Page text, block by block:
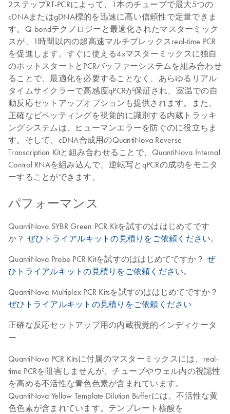
2ステップRT-PCRによって、1本のチューブで最大5つの
cDNAまたはgDNA標的を迅速に高い信頼性で定量できま
す。Q-bondテクノロジーと最適化されたマスターミック
スが、1時間以内の超高速マルチプレックスreal-time PCR
を促進します。すぐに使える4xマスターミックスに独自
のホットスタートとPCRバッファーシステムを組み合わせ
ることで、最適化を必要することなく、あらゆるリアル
タイムサイクラーで高感度qPCRが保証され、室温での自
動反応セットアップオプションも提供されます。また、
正確なピペッティングを視覚的に識別する内蔵トラッキ
ングシステムは、ヒューマンエラーを防ぐのに役立ちま
す。そして、cDNA合成用のQuantiNova Reverse
Transcription Kitと組み合わせることで、QuantiNova Internal
Control RNAを組み込んで、逆転写とqPCRの成功をモニタ
ーすることができます。
パフォーマンス
QuantiNova SYBR Green PCR Kitを試すのははじめてです
か？ ぜひトライアルキットの見積りをご依頼ください。
QuantiNova Probe PCR Kitを試すのははじめてですか？ ぜ
ひトライアルキットの見積りをご依頼ください。
QuantiNova Multiplex PCR Kitsを試すのははじめてですか？
ぜひトライアルキットの見積りをご依頼ください
正確な反応セットアップ用の内蔵視覚的インディケータ
ー
QuantiNova PCR Kitsに付属のマスターミックスには、real-
time PCRを阻害しませんが、チューブやウェル内の視認性
を高める不活性な青色色素が含まれています。
QuantiNova Yellow Template Dilution Bufferには、不活性な黄
色色素が含まれています。テンプレート核酸を